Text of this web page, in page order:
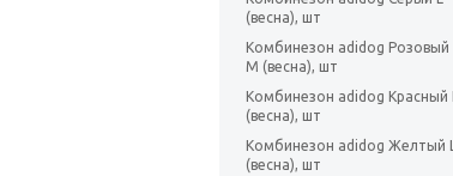
(весна), шт
Комбинезон adidog Розовый
M (весна), шт
Комбинезон adidog Красный L
(весна), шт
Комбинезон adidog Желтый L
(весна), шт